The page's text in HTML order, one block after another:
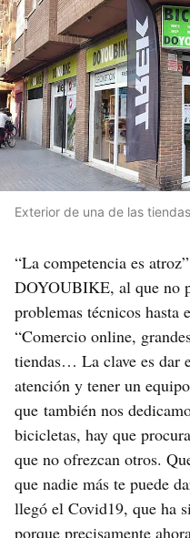
Exterior de una de las
“La competencia es
DOYOUBIKE, al que no
problemas técnicos hasta
“Comercio online,
tiendas… La clave es dar
atención y tener un
que también nos
bicicletas, hay que
que no ofrezcan otros.
que nadie más te puede
llegó el Covid19, que ha
porque precisamente